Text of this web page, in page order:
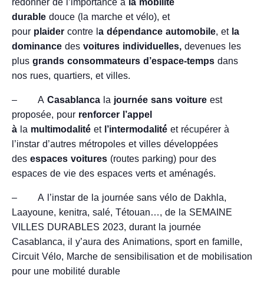
durabledouce(la marche et vélo), et
pourplaidercontre la dépendance automobile, etla
dominancedesvoitures individuelles,devenues les
plusgrands consommateurs d’espace-tempsdans
nos rues, quartiers, et villes.
– ACasablancalajournée sans voitureest
proposée, pourrenforcer l’appel
àlamultimodalité́etl’intermodalité́et récupérer à
l’instar d’autres métropoles et villes développées
desespaces voitures(routes parking) pour des
espaces de vie des espaces verts et aménagés.
– A l’instar de la journée sans vélo de Dakhla,
Laayoune, kenitra, salé, Tétouan…, de la SEMAINE
VILLES DURABLES 2023, durant la journée
Casablanca, il y’aura des Animations, sport en famille,
Circuit Vélo, Marche de sensibilisation et de mobilisation
pour une mobilité durable